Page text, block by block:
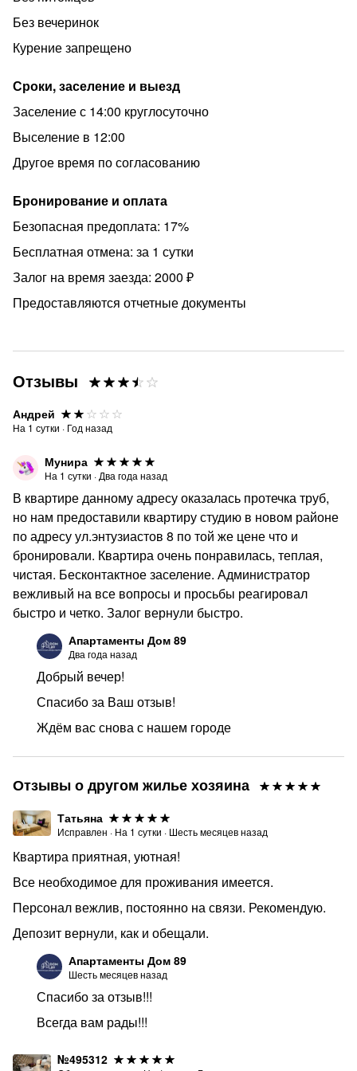
Без вечеринок
Курение запрещено
Сроки, заселение и выезд
Заселение с 14:00 круглосуточно
Выселение в 12:00
Другое время по согласованию
Бронирование и оплата
Безопасная предоплата: 17%
Бесплатная отмена: за 1 сутки
Залог на время заезда: 2000 ₽
Предоставляются отчетные документы
Отзывы
Андрей
На 1 сутки · Год назад
Мунира
На 1 сутки · Два года назад
В квартире данному адресу оказалась протечка труб,
но нам предоставили квартиру студию в новом районе
по адресу ул.энтузиастов 8 по той же цене что и
бронировали. Квартира очень понравилась, теплая,
чистая. Бесконтактное заселение. Администратор
вежливый на все вопросы и просьбы реагировал
быстро и четко. Залог вернули быстро.
Апартаменты Дом 89
Два года назад
Добрый вечер!
Спасибо за Ваш отзыв!
Ждём вас снова с нашем городе
Отзывы о другом жилье хозяина
Татьяна
Исправлен · На 1 сутки · Шесть месяцев назад
Квартира приятная, уютная!
Все необходимое для проживания имеется.
Персонал вежлив, постоянно на связи. Рекомендую.
Депозит вернули, как и обещали.
Апартаменты Дом 89
Шесть месяцев назад
Спасибо за отзыв!!!
Всегда вам рады!!!
№495312